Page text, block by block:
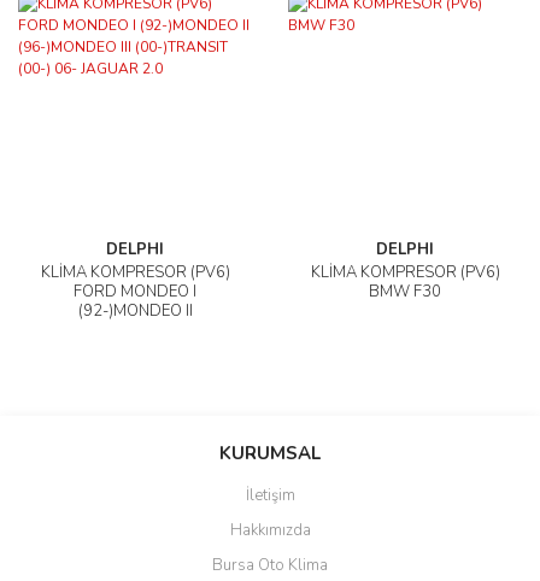
DELPHI
KLİMA KOMPRESÖR (PV6)
FORD MONDEO I
(92-)MONDEO II
DELPHI
KLİMA KOMPRESÖR (PV6)
BMW F30
KURUMSAL
İletişim
Hakkımızda
Bursa Oto Klima